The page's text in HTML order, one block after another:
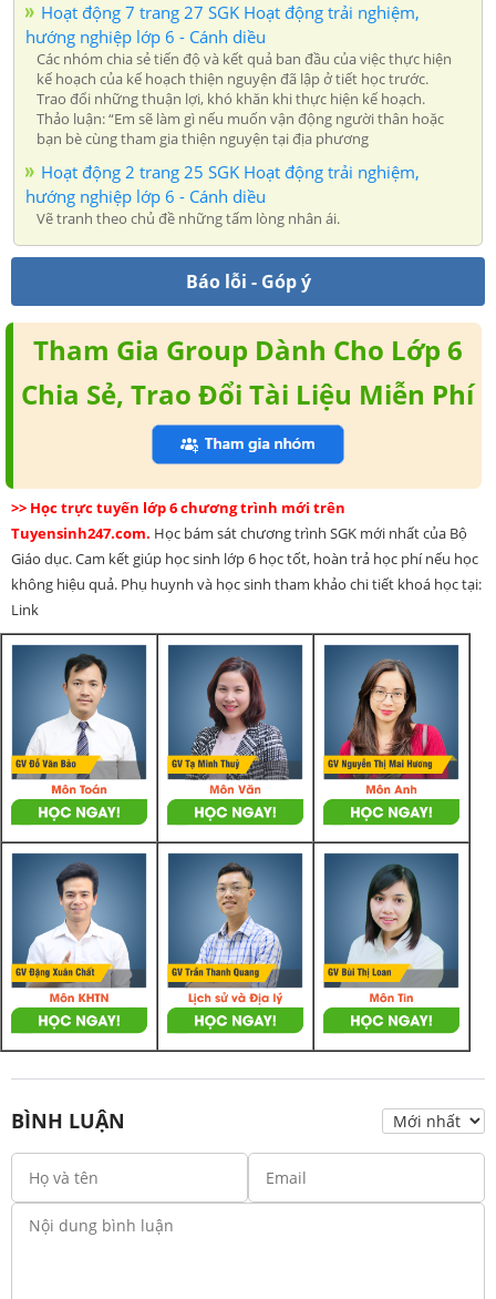
Hoạt động 7 trang 27 SGK Hoạt động trải nghiệm,
hướng nghiệp lớp 6 - Cánh diều
Các nhóm chia sẻ tiến độ và kết quả ban đầu của việc thực hiện
kế hoạch của kế hoạch thiện nguyện đã lập ở tiết học trước.
Trao đổi những thuận lợi, khó khăn khi thực hiện kế hoạch.
Thảo luận: “Em sẽ làm gì nếu muốn vận động người thân hoặc
bạn bè cùng tham gia thiện nguyện tại địa phương
Hoạt động 2 trang 25 SGK Hoạt động trải nghiệm,
hướng nghiệp lớp 6 - Cánh diều
Vẽ tranh theo chủ đề những tấm lòng nhân ái.
Báo lỗi - Góp ý
Tham Gia Group Dành Cho Lớp 6
Chia Sẻ, Trao Đổi Tài Liệu Miễn Phí
>> Học trực tuyến lớp 6 chương trình mới trên
Tuyensinh247.com. Học bám sát chương trình SGK mới nhất của Bộ
Giáo dục. Cam kết giúp học sinh lớp 6 học tốt, hoàn trả học phí nếu học
không hiệu quả. Phụ huynh và học sinh tham khảo chi tiết khoá học tại:
Link
BÌNH LUẬN